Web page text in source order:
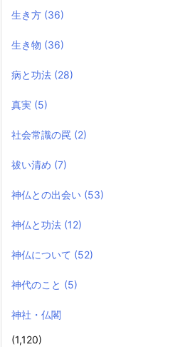
生き方 (36)
生き物 (36)
病と功法 (28)
真実 (5)
社会常識の罠 (2)
祓い清め (7)
神仏との出会い (53)
神仏と功法 (12)
神仏について (52)
神代のこと (5)
神社・仏閣
(1,120)